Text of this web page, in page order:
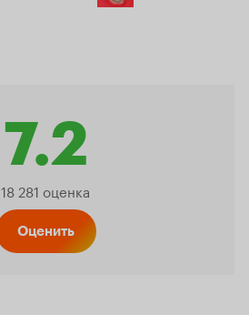
7.2
Рейтинг
18 281 оценка
Оценить